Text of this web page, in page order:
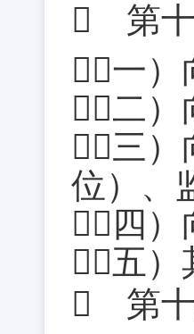
 第十
（一
（二
（三
位）、
（四
（五）
 第十